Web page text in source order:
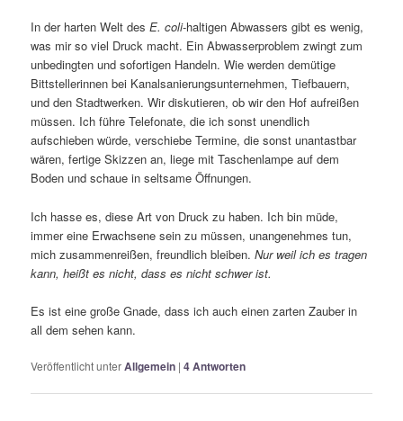
In der harten Welt desE. coli-haltigen Abwassers gibt es wenig,
was mir so viel Druck macht. Ein Abwasserproblem zwingt zum
unbedingten und sofortigen Handeln. Wie werden demütige
Bittstellerinnen bei Kanalsanierungsunternehmen, Tiefbauern,
und den Stadtwerken. Wir diskutieren, ob wir den Hof aufreißen
müssen. Ich führe Telefonate, die ich sonst unendlich
aufschieben würde, verschiebe Termine, die sonst unantastbar
wären, fertige Skizzen an, liege mit Taschenlampe auf dem
Boden und schaue in seltsame Öffnungen.
Ich hasse es, diese Art von Druck zu haben. Ich bin müde,
immer eine Erwachsene sein zu müssen, unangenehmes tun,
mich zusammenreißen, freundlich bleiben.Nur weil ich es tragen
kann, heißt es nicht, dass es nicht schwer ist.
Es ist eine große Gnade, dass ich auch einen zarten Zauber in
all dem sehen kann.
Veröffentlicht unterAllgemein |4Antworten